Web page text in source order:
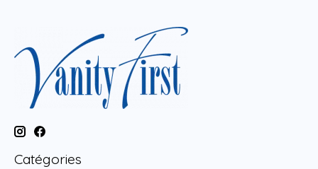
Catégories